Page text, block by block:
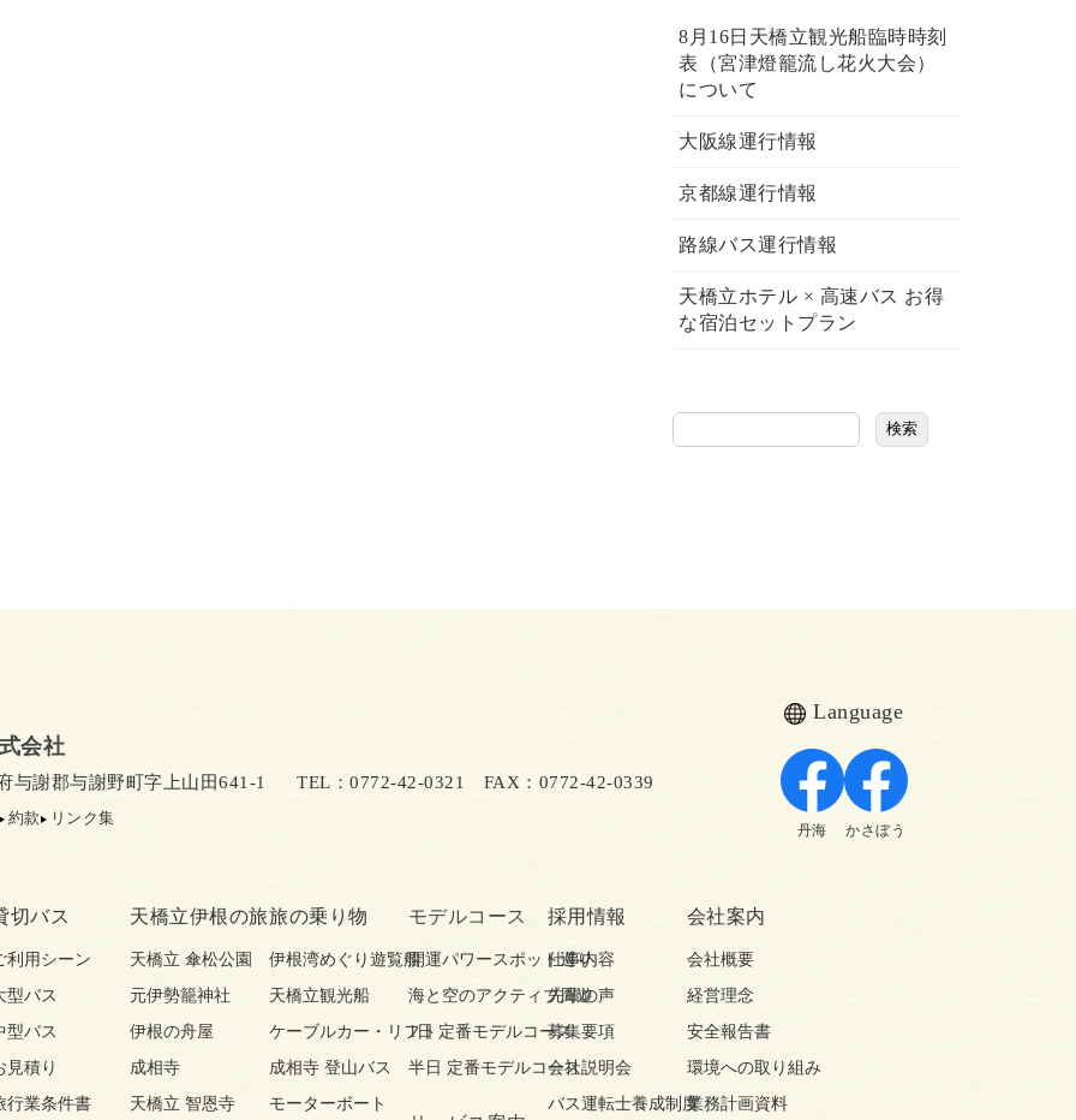
8月16日天橋立観光船臨時時刻
表（宮津燈籠流し花火大会）
について
大阪線運行情報
京都線運行情報
路線バス運行情報
天橋立ホテル × 高速バス お得
な宿泊セットプラン
検索
会社
与謝郡与謝野町字上山田641-1 TEL：0772-42-0321 FAX：0772-42-0339
約款 リンク集
Language
丹海 かさぼう
切バス
利用シーン
型バス
型バス
見積り
行業条件書
天橋立伊根の旅
天橋立 傘松公園
元伊勢籠神社
伊根の舟屋
成相寺
天橋立 智恩寺
旅の乗り物
伊根湾めぐり遊覧船
天橋立観光船
ケーブルカー・リフト
成相寺 登山バス
モーターボート
モデルコース
開運パワースポット巡り
海と空のアクティブ周遊
1日 定番モデルコース
半日 定番モデルコース
採用情報
仕事内容
先輩の声
募集要項
会社説明会
バス運転士養成制度
会社案内
会社概要
経営理念
安全報告書
環境への取り組み
業務計画資料